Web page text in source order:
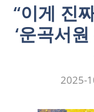
“이게 진
‘운곡서
2025-